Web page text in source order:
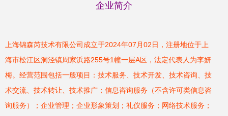
企业简介
上海锦森芮技术有限公司成立于2024年07月02日，注册地位于上
海市松江区洞泾镇周家浜路255号1幢一层A区，法定代表人为李妍
梅。经营范围包括一般项目：技术服务、技术开发、技术咨询、技
术交流、技术转让、技术推广；信息咨询服务（不含许可类信息咨
询服务）；企业管理；企业形象策划；礼仪服务；网络技术服务；